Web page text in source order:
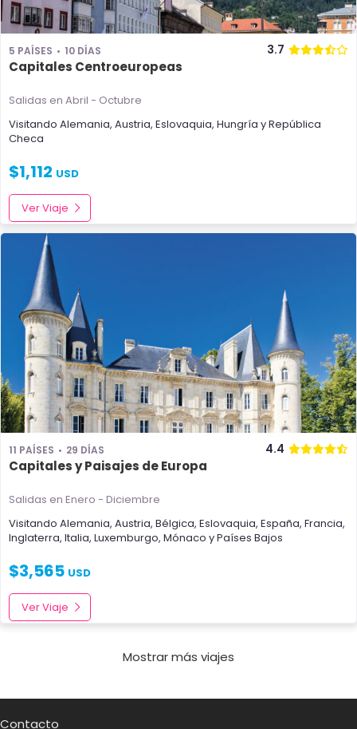
5 PAÍSES 10 DÍAS 3.7
Capitales Centroeuropeas
Salidas en Abril - Octubre
Visitando Alemania, Austria, Eslovaquia, Hungría yRepública
Checa
$1,112 USD
Ver Viaje
11 PAÍSES 29 DÍAS 4.4
Capitales y Paisajes de Europa
Salidas en Enero - Diciembre
Visitando Alemania, Austria, Bélgica, Eslovaquia, España, Francia,
Inglaterra, Italia, Luxemburgo, Mónaco yPaíses Bajos
$3,565 USD
Ver Viaje
Mostrar más viajes
Contacto